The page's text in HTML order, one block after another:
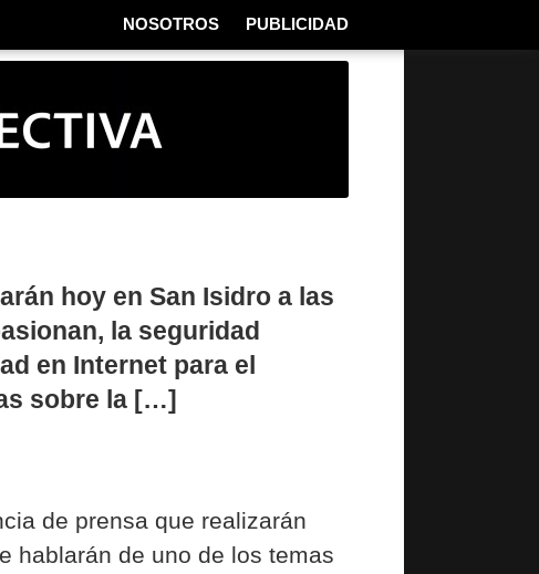
NOSOTROS PUBLICIDAD
hoy en San Isidro a las
la seguridad
en Internet para el
sobre la […]
de prensa que realizarán
hablarán de uno de los temas